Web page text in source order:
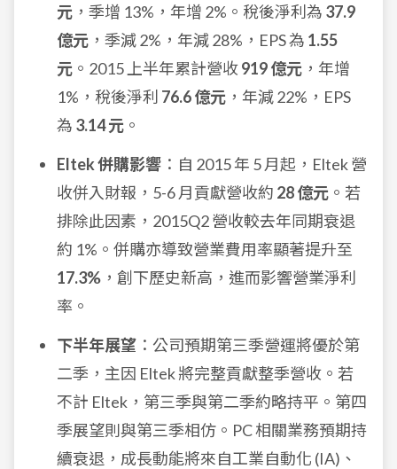
元 ，季增 13%，年增 2%。稅後淨利為 37.9
億元 ，季減 2%，年減 28%，EPS 為 1.55
元 。2015 上半年累計營收919 億元 ，年增
1%，稅後淨利 76.6 億元 ，年減 22%，EPS
為 3.14 元 。
Eltek 併購影響 ：自 2015 年 5 月起，Eltek 營
收併入財報，5-6 月貢獻營收約 28 億元 。若
排除此因素，2015Q2 營收較去年同期衰退
約 1%。併購亦導致營業費用率顯著提升至
17.3% ，創下歷史新高，進而影響營業淨利
率。
下半年展望 ：公司預期第三季營運將優於第
二季，主因 Eltek 將完整貢獻整季營收。若
不計 Eltek，第三季與第二季約略持平。第四
季展望則與第三季相仿。PC 相關業務預期持
續衰退，成長動能將來自工業自動化 (IA)、